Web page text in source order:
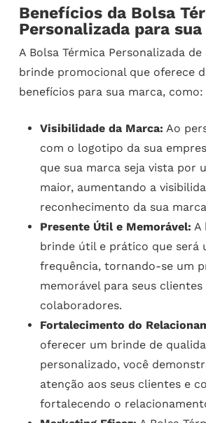
Benefícios da Bolsa
Personalizada para
A Bolsa Térmica Personalizada
brinde promocional que oferece
benefícios para sua marca, como:
Visibilidade da Marca: Ao
com o logotipo da sua
que sua marca seja vista por
maior, aumentando a
reconhecimento da sua
Presente Útil e Memorável: A
brinde útil e prático que será
frequência, tornando-se um
memorável para seus clientes
colaboradores.
Fortalecimento do
oferecer um brinde de
personalizado, você
atenção aos seus clientes e
fortalecendo o